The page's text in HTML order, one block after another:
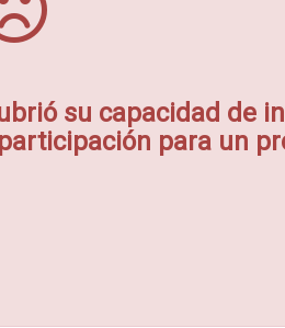
su capacidad de
para un